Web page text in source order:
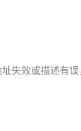
失效或描述有